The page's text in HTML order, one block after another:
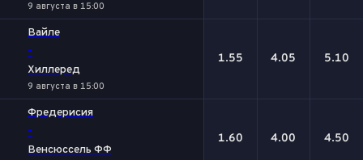
9 августа в 15:00
Вайле
-
Хиллеред
9 августа в 15:00
1.55 4.05 5.10
Фредерисия
-
Венсюссель ФФ
1.60 4.00 4.50